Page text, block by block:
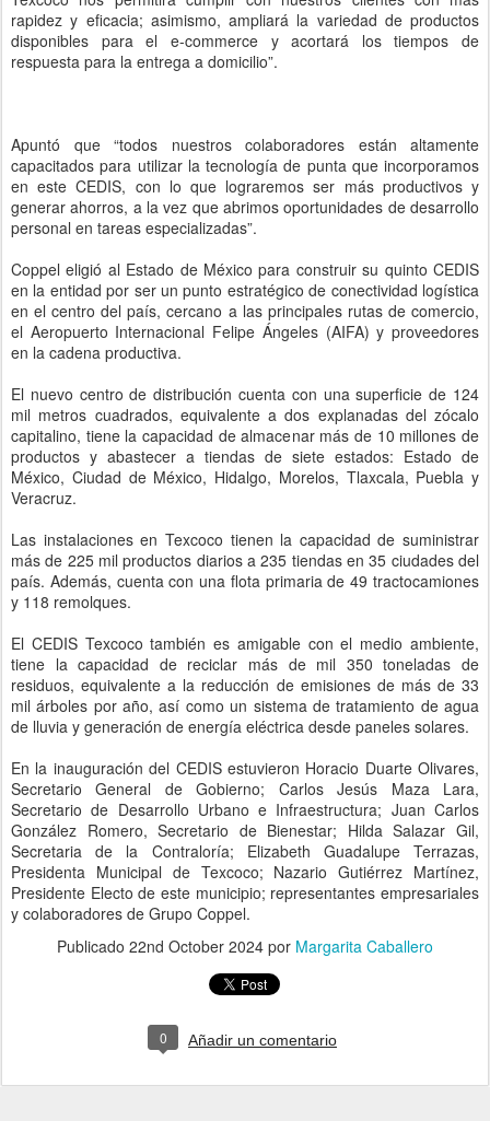
rapidez y eficacia; asimismo, ampliará la variedad de productos
disponibles para el e-commerce y acortará los tiempos de
respuesta para la entrega a domicilio”.
Apuntó que “todos nuestros colaboradores están altamente
capacitados para utilizar la tecnología de punta que incorporamos
en este CEDIS, con lo que lograremos ser más productivos y
generar ahorros, a la vez que abrimos oportunidades de desarrollo
personal en tareas especializadas”.
Coppel eligió al Estado de México para construir su quinto CEDIS
en la entidad por ser un punto estratégico de conectividad logística
en el centro del país, cercano a las principales rutas de comercio,
el Aeropuerto Internacional Felipe Ángeles (AIFA) y proveedores
en la cadena productiva.
El nuevo centro de distribución cuenta con una superficie de 124
mil metros cuadrados, equivalente a dos explanadas del zócalo
capitalino, tiene la capacidad de almacenar más de 10 millones de
productos y abastecer a tiendas de siete estados: Estado de
México, Ciudad de México, Hidalgo, Morelos, Tlaxcala, Puebla y
Veracruz.
Las instalaciones en Texcoco tienen la capacidad de suministrar
más de 225 mil productos diarios a 235 tiendas en 35 ciudades del
país. Además, cuenta con una flota primaria de 49 tractocamiones
y 118 remolques.
El CEDIS Texcoco también es amigable con el medio ambiente,
tiene la capacidad de reciclar más de mil 350 toneladas de
residuos, equivalente a la reducción de emisiones de más de 33
mil árboles por año, así como un sistema de tratamiento de agua
de lluvia y generación de energía eléctrica desde paneles solares.
En la inauguración del CEDIS estuvieron Horacio Duarte Olivares,
Secretario General de Gobierno; Carlos Jesús Maza Lara,
Secretario de Desarrollo Urbano e Infraestructura; Juan Carlos
González Romero, Secretario de Bienestar; Hilda Salazar Gil,
Secretaria de la Contraloría; Elizabeth Guadalupe Terrazas,
Presidenta Municipal de Texcoco; Nazario Gutiérrez Martínez,
Presidente Electo de este municipio; representantes empresariales
y colaboradores de Grupo Coppel.
Publicado 22nd October 2024 por Margarita Caballero
0 Añadir un comentario